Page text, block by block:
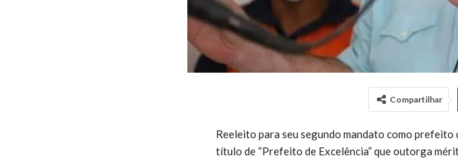
Compartilhar
Reeleito para seu segundo mandato como
título de “Prefeito de Excelência” que outorga